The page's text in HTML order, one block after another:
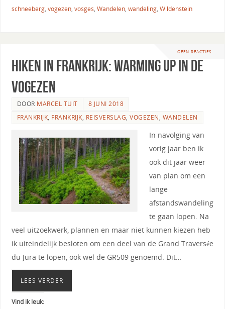
schneeberg, vogezen, vosges, Wandelen, wandeling, Wildenstein
GEEN REACTIES
Hiken in Frankrijk: warming up in de
Vogezen
DOOR MARCEL TUIT
8 JUNI 2018
FRANKRIJK, FRANKRIJK, REISVERSLAG,VOGEZEN, WANDELEN
In navolging van
vorig jaar ben ik
ook dit jaar weer
van plan om een
lange
afstandswandeling
te gaan lopen. Na
veel uitzoekwerk, plannen en maar niet kunnen kiezen heb
ik uiteindelijk besloten om een deel van de Grand Traversée
du Jura te lopen, ook wel de GR509 genoemd. Dit…
LEES VERDER
Vind ik leuk: